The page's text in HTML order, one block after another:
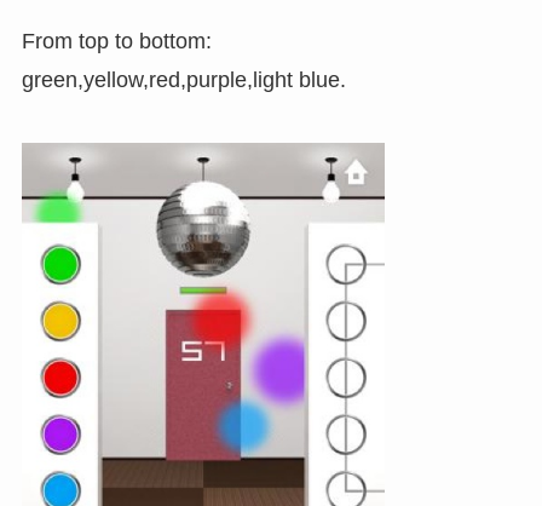
From top to bottom:
green,yellow,red,purple,light blue.